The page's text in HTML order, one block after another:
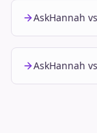
AskHannah
AskHannah